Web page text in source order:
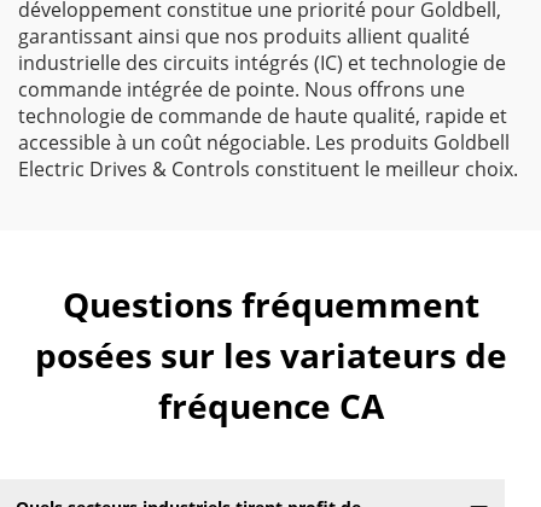
développement constitue une priorité pour Goldbell,
garantissant ainsi que nos produits allient qualité
industrielle des circuits intégrés (IC) et technologie de
commande intégrée de pointe. Nous offrons une
technologie de commande de haute qualité, rapide et
accessible à un coût négociable. Les produits Goldbell
Electric Drives & Controls constituent le meilleur choix.
Questions fréquemment
posées sur les variateurs de
fréquence CA